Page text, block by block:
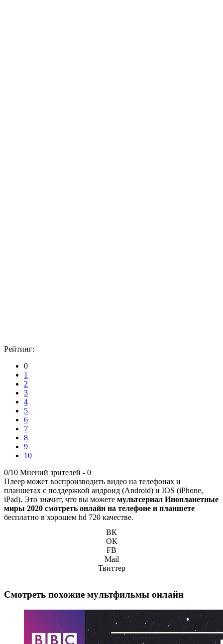
Рейтинг:
0
1
2
3
4
5
6
7
8
9
10
0/10 Мнений зрителей - 0
Плеер может воспроизводить видео на телефонах и
планшетах с поддержкой андроид (Android) и IOS (iPhone,
iPad). Это значит, что вы можете мультсериал Инопланетные
миры 2020 смотреть онлайн на телефоне и планшете
бесплатно в хорошем hd 720 качестве.
ВК
ОК
FB
Mail
Твиттер
Смотреть похожие мультфильмы онлайн